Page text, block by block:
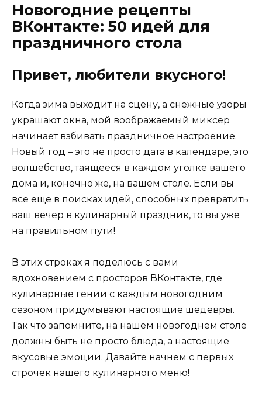
Новогодние рецепты
ВКонтакте: 50 идей для
праздничного стола
Привет, любители вкусного!
Когда зима выходит на сцену, а снежные узоры
украшают окна, мой воображаемый миксер
начинает взбивать праздничное настроение.
Новый год – это не просто дата в календаре, это
волшебство, таящееся в каждом уголке вашего
дома и, конечно же, на вашем столе. Если вы
все еще в поисках идей, способных превратить
ваш вечер в кулинарный праздник, то вы уже
на правильном пути!
В этих строках я поделюсь с вами
вдохновением с просторов ВКонтакте, где
кулинарные гении с каждым новогодним
сезоном придумывают настоящие шедевры.
Так что запомните, на нашем новогоднем столе
должны быть не просто блюда, а настоящие
вкусовые эмоции. Давайте начнем с первых
строчек нашего кулинарного меню!